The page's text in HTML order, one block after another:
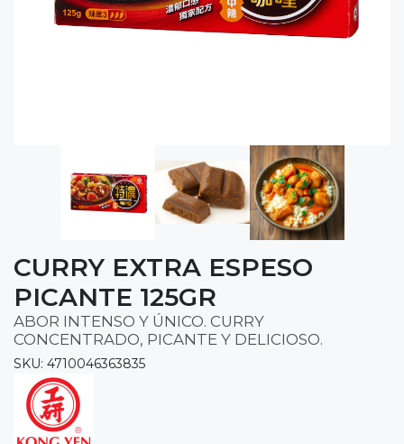
CURRY EXTRA ESPESO
PICANTE 125GR
ABOR INTENSO Y ÚNICO. CURRY
CONCENTRADO, PICANTE Y DELICIOSO.
SKU: 4710046363835